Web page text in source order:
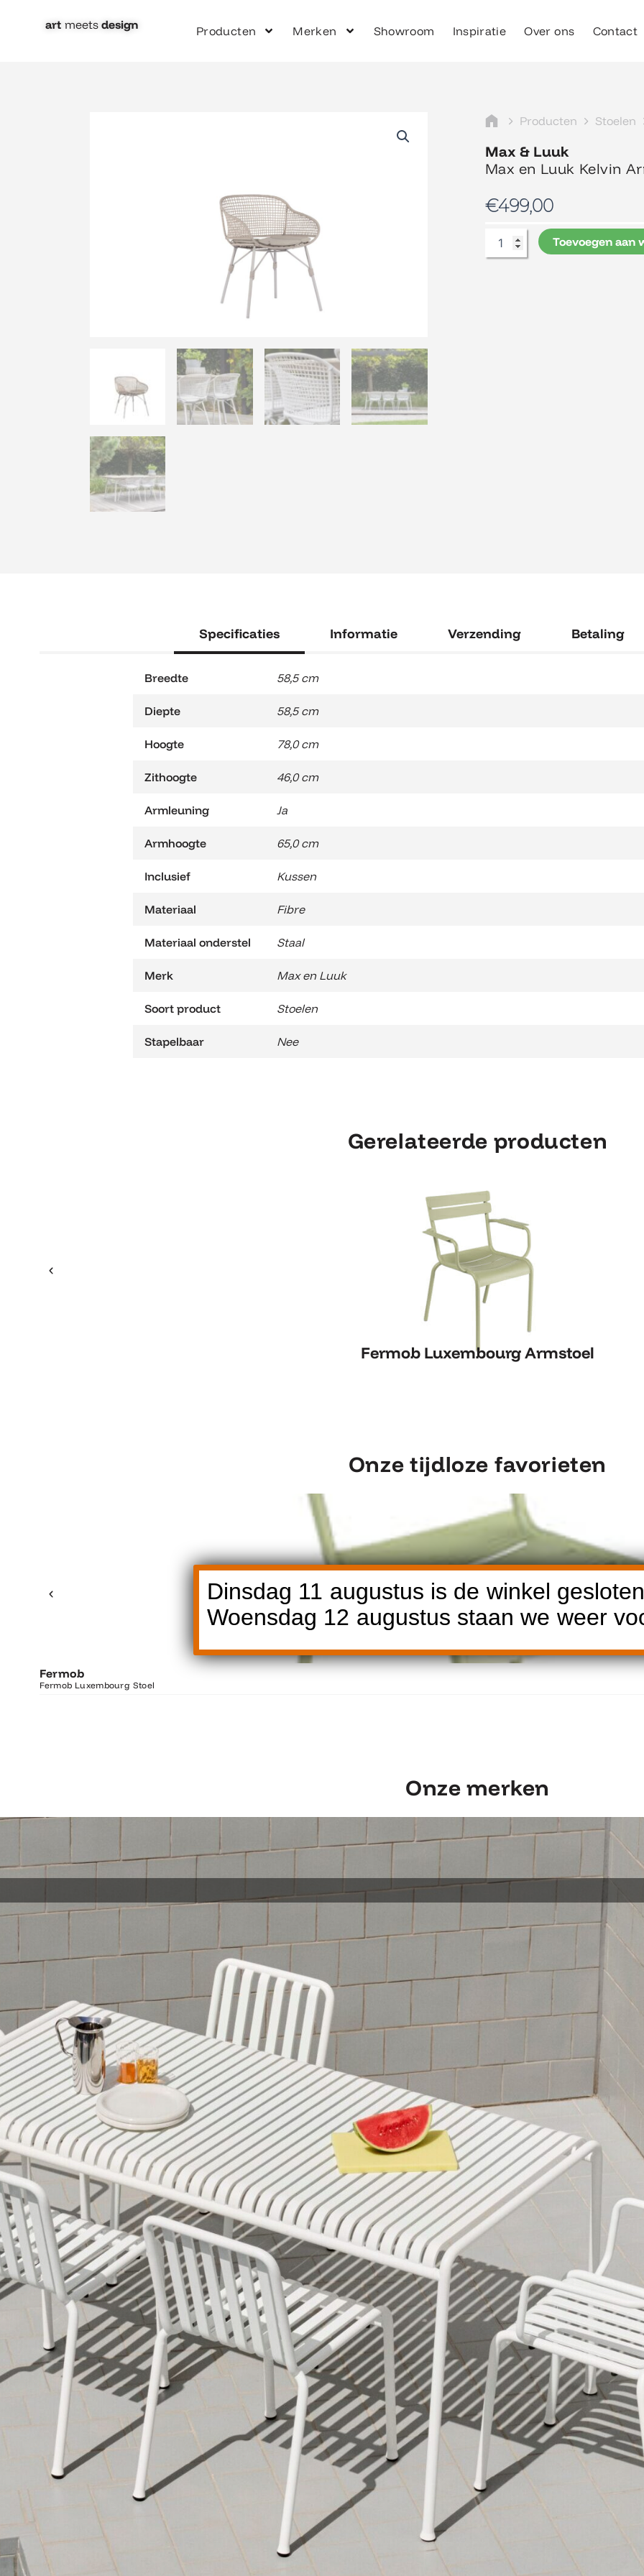
art meetsdesign​ Producten Merken Showroom Inspiratie Over ons Contact
Producten Stoelen
Max & Luuk
Max en Luuk Kelvin
€499,00
Luuk
Toevoegen aan
Specificaties Informatie Verzending Betaling
Breedte 58,5 cm
Diepte 58,5 cm
Hoogte 78,0 cm
Zithoogte 46,0 cm
Armleuning Ja
Armhoogte 65,0 cm
Inclusief Kussen
Materiaal Fibre
Materiaal onderstel Staal
Merk Max en Luuk
Soort product Stoelen
Stapelbaar Nee
Gerelateerde producten
Fermob Luxembourg Armstoel
Fermob Luxembourg Armstoel
Onze tijdloze favorieten
Fermob
Fermob Luxembourg Stoel
Onze merken
Dinsdag 11 augustus is de winkel
Woensdag 12 augustus staan we weer